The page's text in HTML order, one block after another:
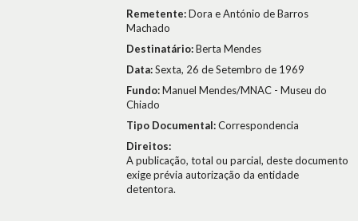
Remetente:Dora e António de Barros
Machado
Destinatário:Berta Mendes
Data:Sexta, 26 de Setembro de 1969
Fundo:Manuel Mendes/MNAC - Museu do
Chiado
Tipo Documental:Correspondencia
Direitos:
A publicação, total ou parcial, deste documento
exige prévia autorização da entidade
detentora.